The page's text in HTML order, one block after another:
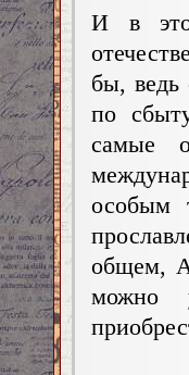
И в
бы, ведь
по
самые
особым
общем,
можно